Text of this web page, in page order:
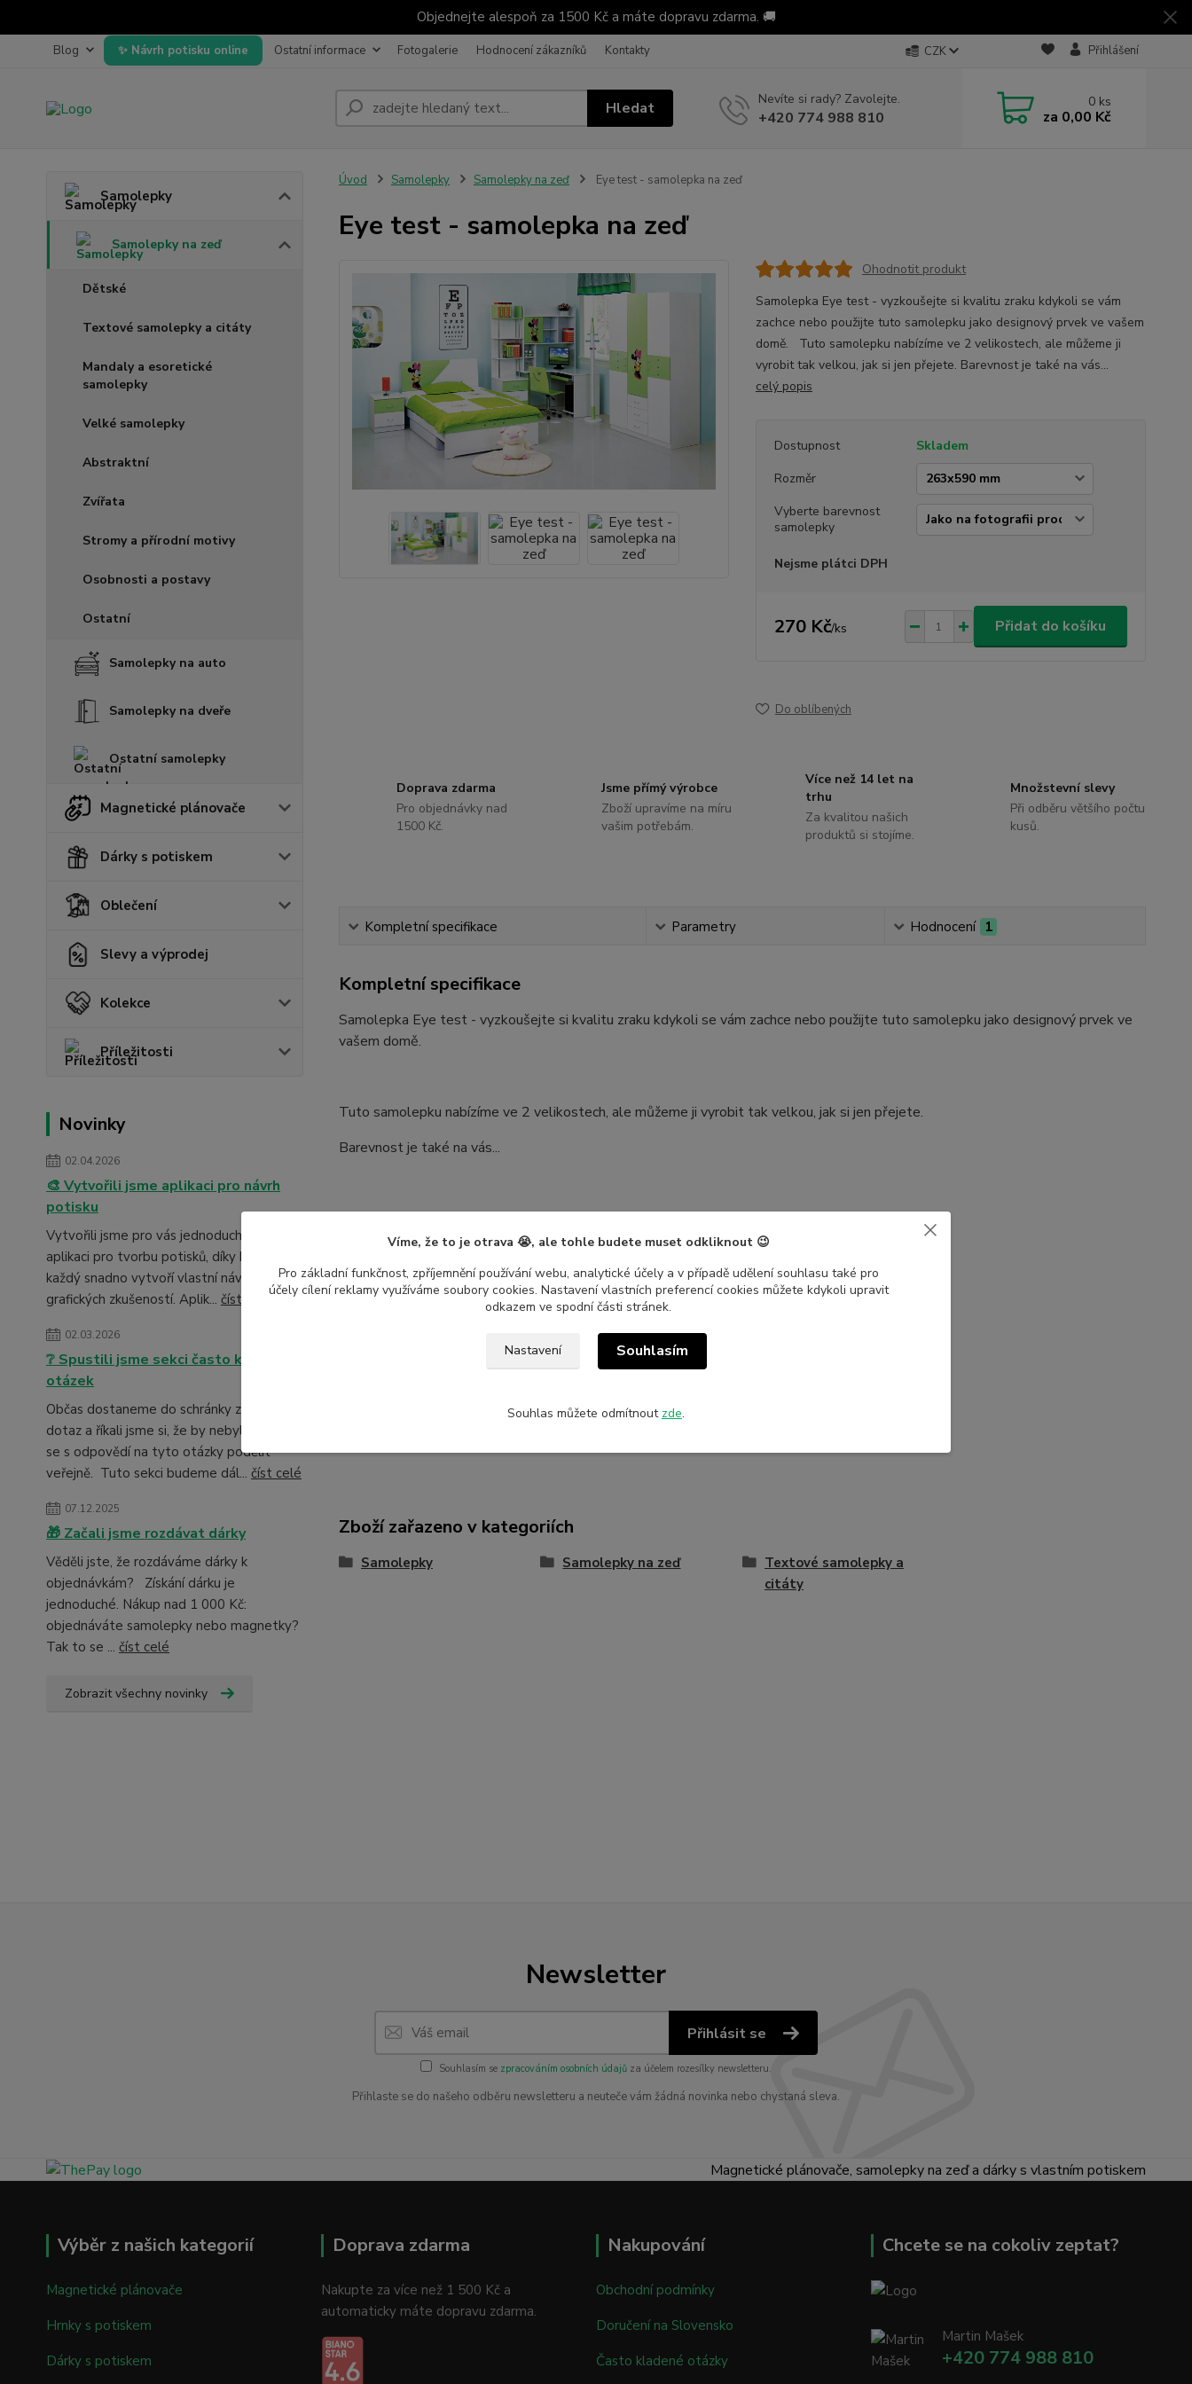
Objednejte alespoň za 1500 Kč a máte dopravu zdarma. 🚚
Blog Návrh potisku online Ostatní informace Fotogalerie Hodnocení zákazníků Kontakty CZK Přihlášení
Hledat Nevíte si rady? Zavolejte.
+420 774 988 810
0 ks
za 0,00 Kč
Samolepky
Samolepky na zeď
Dětské
Textové samolepky a citáty
Mandaly a esoretické
samolepky
Velké samolepky
Abstraktní
Zvířata
Stromy a přírodní motivy
Osobnosti a postavy
Ostatní
Samolepky na auto
Samolepky na dveře
Ostatní samolepky
Magnetické plánovače
Dárky s potiskem
Oblečení
Slevy a výprodej
Kolekce
Příležitosti
Novinky
02.04.2026
🎨 Vytvořili jsme aplikaci pro návrh
potisku
Vytvořili jsme pro vás jednoduchou
aplikaci pro tvorbu potisků, díky které si
každý snadno vytvoří vlastní návrh – i bez
grafických zkušeností. Aplik... číst celé
02.03.2026
❔ Spustili jsme sekci často kladených
otázek
Občas dostaneme do schránky zajímavý
dotaz a říkali jsme si, že by nebylo špatné
se s odpovědí na tyto otázky podělit
veřejně. Tuto sekci budeme dál... číst celé
07.12.2025
🎁 Začali jsme rozdávat dárky
Věděli jste, že rozdáváme dárky k
objednávkám? Získání dárku je
jednoduché. Nákup nad 1 000 Kč:
objednáváte samolepky nebo magnetky?
Tak to se ... číst celé
Zobrazit všechny novinky
Úvod Samolepky Samolepky na zeď Eye test - samolepka na zeď
Eye test - samolepka na zeď
Ohodnotit produkt
Samolepka Eye test - vyzkoušejte si kvalitu zraku kdykoli se vám
zachce nebo použijte tuto samolepku jako designový prvek ve vašem
domě. Tuto samolepku nabízíme ve 2 velikostech, ale můžeme ji
vyrobit tak velkou, jak si jen přejete. Barevnost je také na vás...
celý popis
Dostupnost
Skladem
Rozměr
Vyberte barevnost
samolepky
Nejsme plátci DPH
270 Kč/ks Přidat do košíku
Do oblíbených
Doprava zdarma
Pro objednávky nad
1500 Kč.
Jsme přímý výrobce
Zboží upravíme na míru
vašim potřebám.
Více než 14 let na
trhu
Za kvalitou našich
produktů si stojíme.
Množstevní slevy
Při odběru většího počtu
kusů.
Kompletní specifikace Parametry Hodnocení 1
Kompletní specifikace
Samolepka Eye test - vyzkoušejte si kvalitu zraku kdykoli se vám zachce nebo použijte tuto samolepku jako designový prvek ve
vašem domě.
Tuto samolepku nabízíme ve 2 velikostech, ale můžeme ji vyrobit tak velkou, jak si jen přejete.
Barevnost je také na vás...
Nalepshop
Zboží zařazeno v kategoriích
Samolepky Samolepky na zeď
Textové samolepky a
citáty
Newsletter
Přihlásit se
Souhlasím se zpracováním osobních údajů za účelem rozesílky newsletteru.
Přihlaste se do našeho odběru newsletteru a neuteče vám žádná novinka nebo chystaná sleva.
Magnetické plánovače, samolepky na zeď a dárky s vlastním potiskem
Výběr z našich kategorií
Magnetické plánovače
Hrnky s potiskem
Dárky s potiskem
Doprava zdarma
Nakupte za více než 1 500 Kč a
automaticky máte dopravu zdarma.
Nakupování
Obchodní podmínky
Doručení na Slovensko
Často kladené otázky
Chcete se na cokoliv zeptat?
Martin Mašek
+420 774 988 810
Víme, že to je otrava 😭, ale tohle budete muset odkliknout 😉
Pro základní funkčnost, zpříjemnění používání webu, analytické účely a v případě udělení souhlasu také pro
účely cílení reklamy využíváme soubory cookies. Nastavení vlastních preferencí cookies můžete kdykoli upravit
odkazem ve spodní části stránek.
Nastavení Souhlasím
Souhlas můžete odmítnout zde.